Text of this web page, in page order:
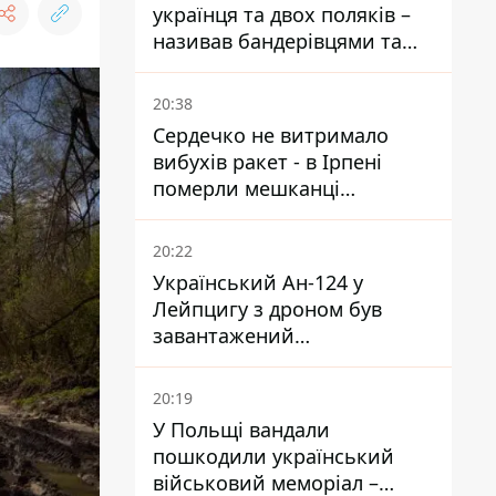
українця та двох поляків –
називав бандерівцями та
поводився агресивно
20:38
Сердечко не витримало
вибухів ракет - в Ірпені
померли мешканці
притулку для собак з
інвалідністю
20:22
Український Ан-124 у
Лейпцигу з дроном був
завантажений
боєприпасами
20:19
У Польщі вандали
пошкодили український
військовий меморіал –